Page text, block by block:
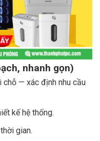
nhanh gọn)
— xác định nhu cầu
kế hệ thống.
gian.